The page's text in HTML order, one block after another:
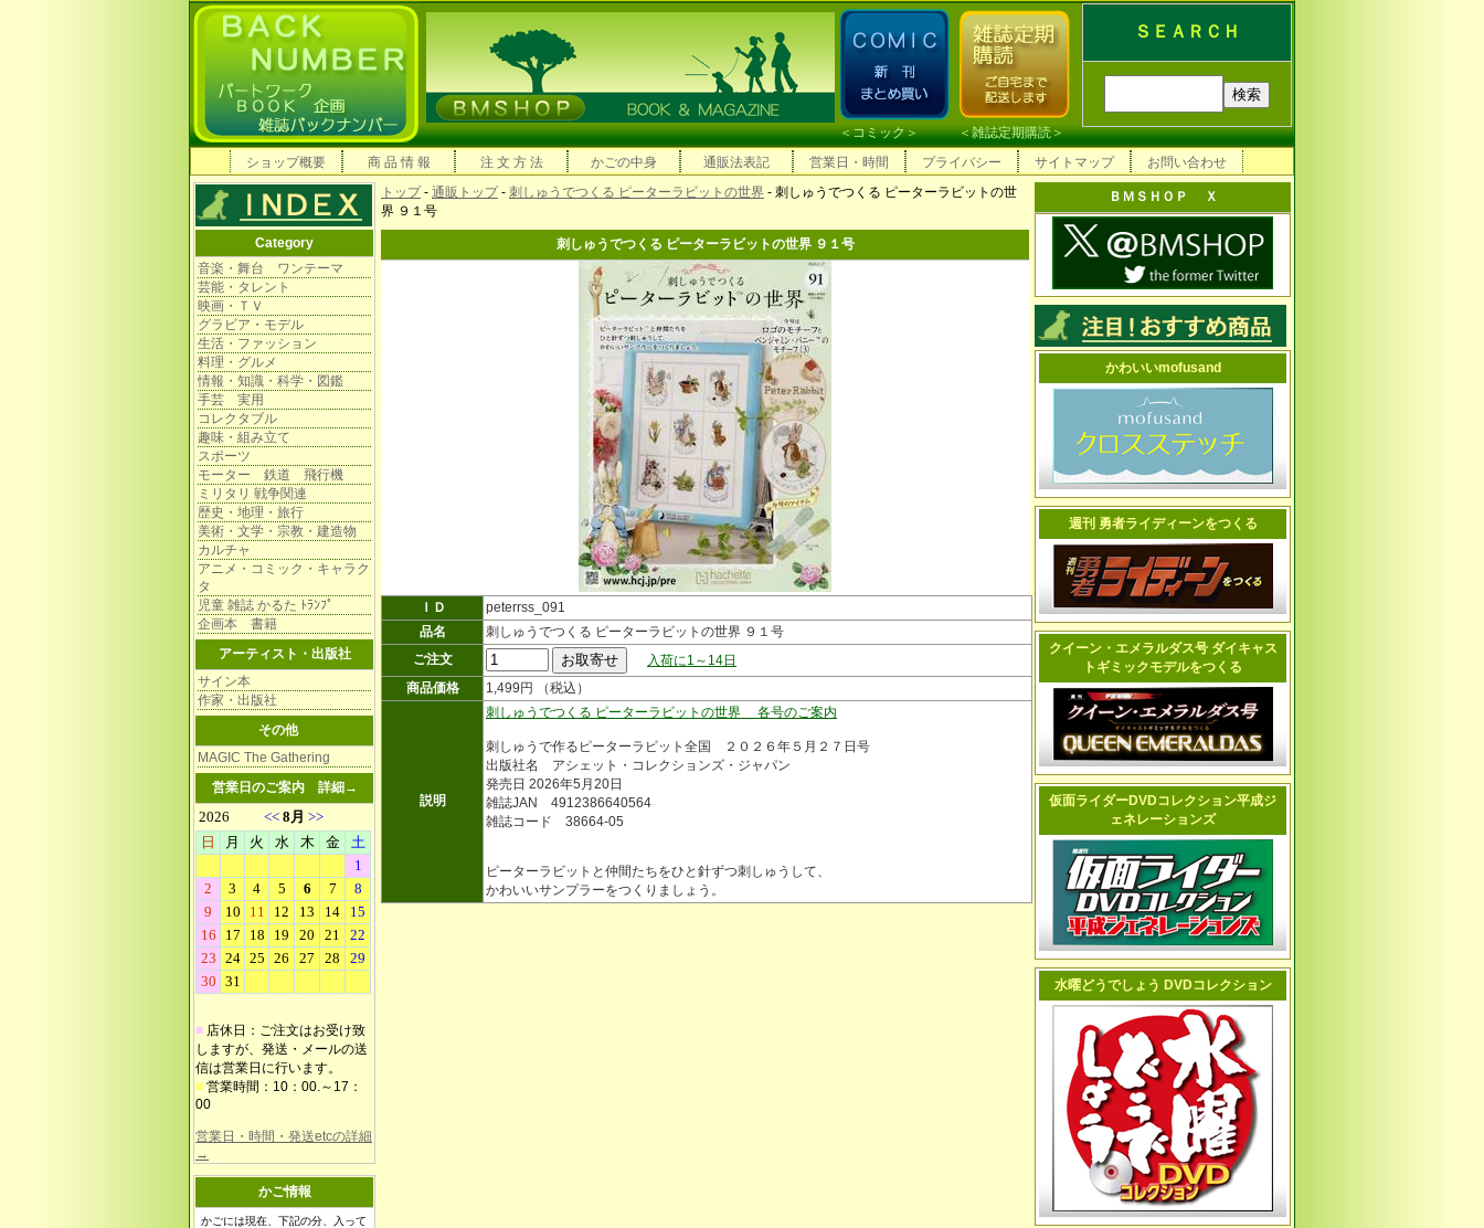
ＳＥＡＲＣＨ
＜コミック＞ ＜雑誌定期購読＞
ショップ概要
商 品 情 報 注 文 方 法 かごの中身 通販法表記 営業日・時間 プライバシー サイトマップ お問い合わせ
Category
音楽・舞台 ワンテーマ
芸能・タレント
映画・ＴＶ
グラビア・モデル
生活・ファッション
料理・グルメ
情報・知識・科学・図鑑
手芸 実用
コレクタブル
趣味・組み立て
スポーツ
モーター 鉄道 飛行機
ミリタリ 戦争関連
歴史・地理・旅行
美術・文学・宗教・建造物
カルチャ
アニメ・コミック・キャラク
タ
児童 雑誌 かるた ﾄﾗﾝﾌﾟ
企画本 書籍
アーティスト・出版社
サイン本
作家・出版社
その他
MAGIC The Gathering
営業日のご案内 詳細→
■ 店休日：ご注文はお受け致
しますが、発送・メールの送
信は営業日に行います。
■ 営業時間：10：00.～17：
00
営業日・時間・発送etcの詳細
→
かご情報
かごには現在、下記の分、入って
トップ- 通販トップ- 刺しゅうでつくる ピーターラビットの世界 - 刺しゅうでつくる ピーターラビットの世
界 ９１号
刺しゅうでつくる ピーターラビットの世界 ９１号
ＩＤ
peterrss_091
品名
刺しゅうでつくる ピーターラビットの世界 ９１号
ご注文
入荷に1～14日
商品価格
1,499円 （税込）
説明
刺しゅうでつくる ピーターラビットの世界 各号のご案内
刺しゅうで作るピーターラビット全国 ２０２６年５月２７日号
出版社名 アシェット・コレクションズ・ジャパン
発売日 2026年5月20日
雑誌JAN 4912386640564
雑誌コード 38664-05
ピーターラビットと仲間たちをひと針ずつ刺しゅうして、
かわいいサンプラーをつくりましょう。
ＢＭＳＨＯＰ Ｘ
かわいいmofusand
週刊 勇者ライディーンをつくる
クイーン・エメラルダス号 ダイキャス
トギミックモデルをつくる
仮面ライダーDVDコレクション平成ジ
ェネレーションズ
水曜どうでしょう DVDコレクション